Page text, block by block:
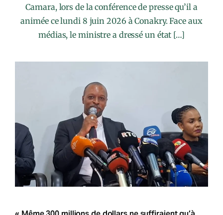
Camara, lors de la conférence de presse qu’il a
animée ce lundi 8 juin 2026 à Conakry. Face aux
médias, le ministre a dressé un état […]